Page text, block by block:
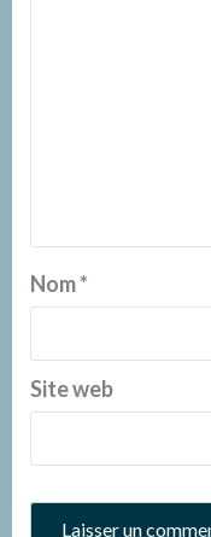
Nom*
Site web